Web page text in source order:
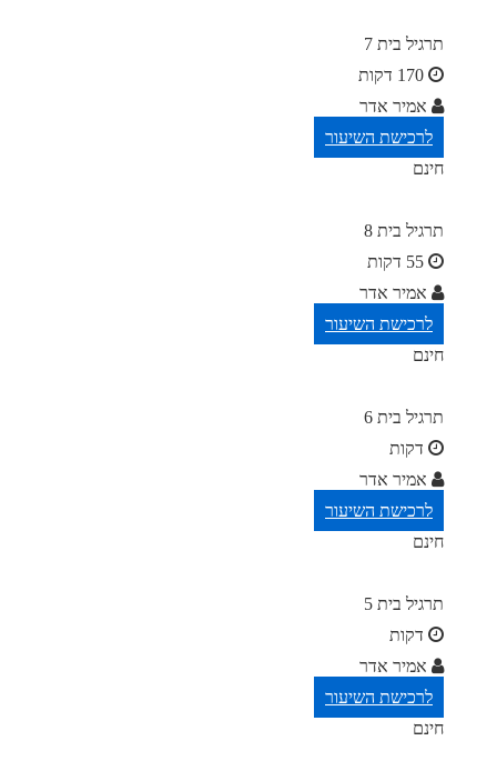
תרגיל בית 7
אמיר אדר
לרכישת השיעור
חינם
תרגיל בית 8
אמיר אדר
לרכישת השיעור
חינם
תרגיל בית 6
דקות
אמיר אדר
לרכישת השיעור
חינם
תרגיל בית 5
דקות
אמיר אדר
לרכישת השיעור
חינם